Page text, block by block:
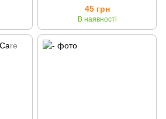
45 грн
В наявності